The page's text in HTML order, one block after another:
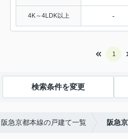
4K～4LDK以上 -
1
検索条件を変更
阪急京都本線の戸建て一覧 阪急